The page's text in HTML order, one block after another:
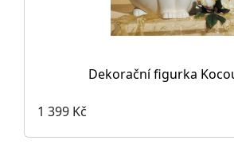
Dekorační figurka
1 399 Kč